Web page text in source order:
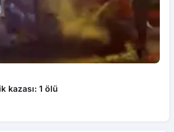
kazası: 1 ölü